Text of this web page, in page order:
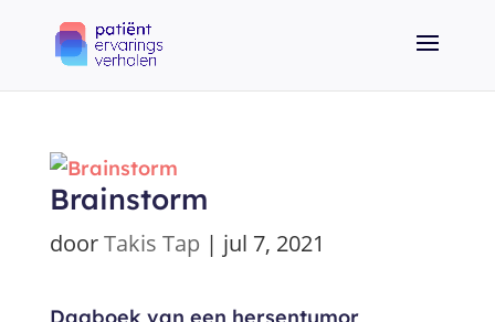
Brainstorm
doorTakis Tap | jul 7, 2021